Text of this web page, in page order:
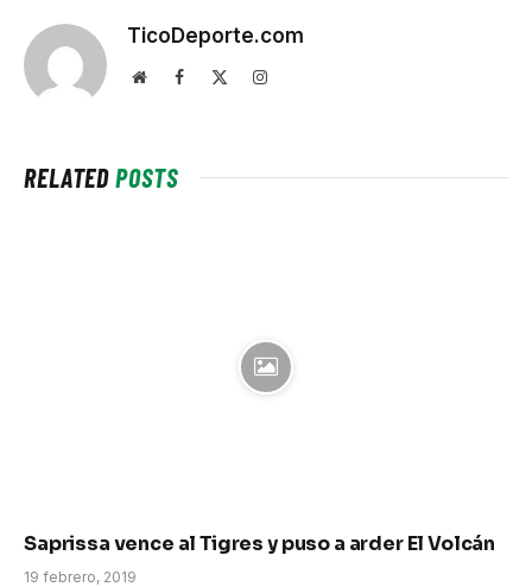
TicoDeporte.com
WebsiteFacebook Instagram
RELATEDPOSTS
Saprissa vence al Tigres y puso a arder El Volcán
19 febrero, 2019